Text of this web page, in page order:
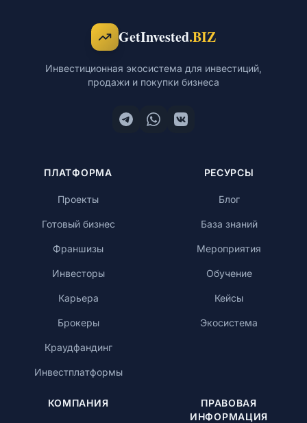
Обучение
GetInvested.BIZ
Инвестиционная экосистема для инвестиций,
продажи и покупки бизнеса
ПЛАТФОРМА
Проекты
Готовый бизнес
Франшизы
Инвесторы
Карьера
Брокеры
Краудфандинг
Инвестплатформы
РЕСУРСЫ
Блог
База знаний
Мероприятия
Обучение
Кейсы
Экосистема
КОМПАНИЯ
ПРАВОВАЯ
ИНФОРМАЦИЯ